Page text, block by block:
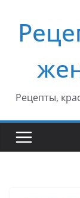
содержимому
Рецепты,